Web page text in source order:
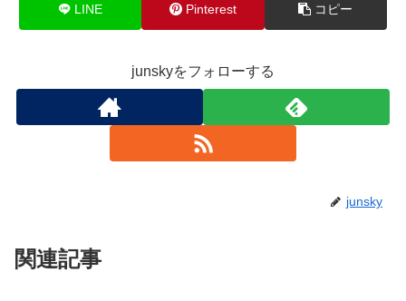
LINE Pinterest コピー
junskyをフォローする
junsky
関連記事